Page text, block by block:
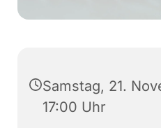
Samstag, 21.
17:00 Uhr